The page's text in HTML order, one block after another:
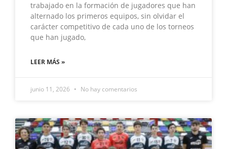
trabajado en la formación de jugadores que han
alternado los primeros equipos, sin olvidar el
carácter competitivo de cada uno de los torneos
que han jugado,
LEER MÁS »
junio 11, 2026 No hay comentarios